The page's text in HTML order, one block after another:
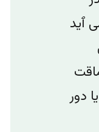
ٱید
دور